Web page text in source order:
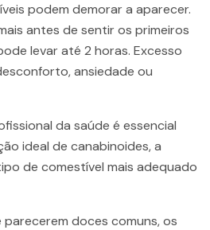
podem demorar a aparecer.
antes de sentir os primeiros
levar até 2 horas. Excesso
ansiedade ou
da saúde é essencial
ideal de canabinoides, a
de comestível mais adequado
doces comuns, os